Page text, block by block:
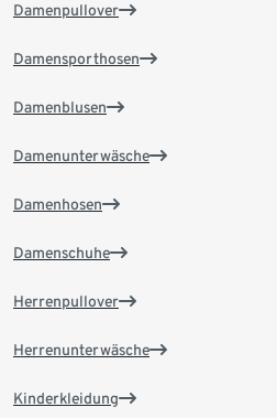
Damenpullover
Damensporthosen
Damenblusen
Damenunterwäsche
Damenhosen
Damenschuhe
Herrenpullover
Herrenunterwäsche
Kinderkleidung